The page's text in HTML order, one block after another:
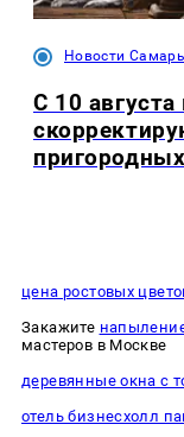
Новости
С 10
цена ростовых
Закажите
мастеров в Москве
деревянные окна с
отель бизнесхолл